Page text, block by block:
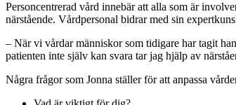
Personcentrerad vård innebär att alla som är
närstående. Vårdpersonal bidrar med sin
– När vi vårdar människor som tidigare har tagit
patienten inte själv kan svara tar jag hjälp av
Några frågor som Jonna ställer för att anpassa